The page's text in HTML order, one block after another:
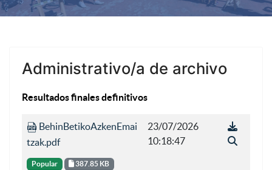
Administrativo/a de archivo
Resultados finales definitivos
BehinBetikoAzkenEmai
tzak.pdf
Popular
387.85 KB
23/07/2026
10:18:47